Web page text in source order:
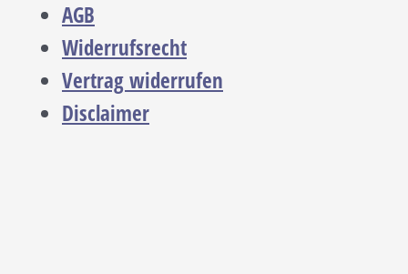
AGB
Widerrufsrecht
Vertrag widerrufen
Disclaimer